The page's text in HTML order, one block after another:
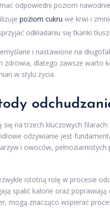
odpowiedni poziom
poziom cukru we krwi i
odkładaniu się tkanki
i nastawione na
zdrowia, dlatego zawsze warto
w stylu życia.
na trzech kluczowych
odżywianie jest
i owoców,
istotną rolę w procesie
spalić kalorie oraz
mogą znacząco wspierać